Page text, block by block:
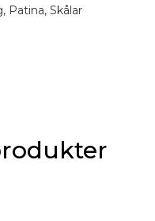
, Patina, Skålar